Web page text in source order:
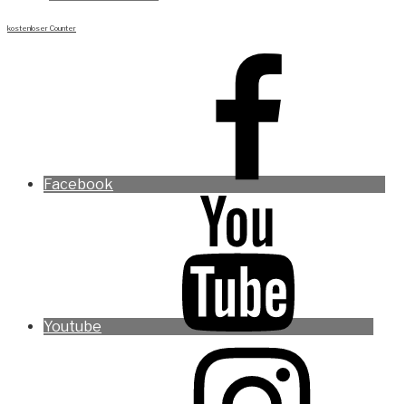
kostenloser Counter
Facebook
Youtube